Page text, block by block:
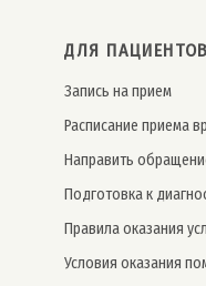
ДЛЯ ПАЦИЕНТОВ
Запись на прием
Расписание приема
Направить
Подготовка к
Правила оказания
Условия оказания